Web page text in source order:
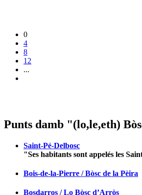
0
4
8
12
...
Punts damb "(lo,le,eth)
Saint-Pé-Delbosc
"Ses habitants sont appelés les
Bois-de-la-Pierre / Bòsc de la Pèira
Bosdarros / Lo Bòsc d’Arròs